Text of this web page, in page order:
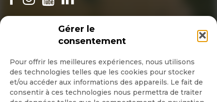
Gérer le
consentement
Pour offrir les meilleures expériences, nous utilisons
des technologies telles que les cookies pour stocker
et/ou accéder aux informations des appareils. Le fait de
consentir à ces technologies nous permettra de traiter
INSCRIPTION NEWSLETTER
Quotidienne
Hebdo